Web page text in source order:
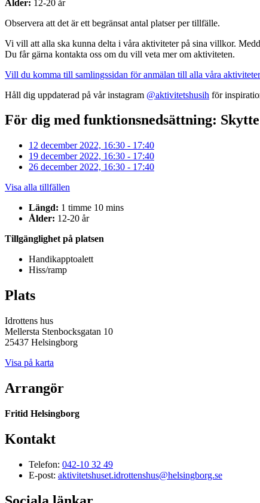
Ålder: 12-20 år
Observera att det är ett begränsat antal platser per tillfälle.
Vi vill att alla ska kunna delta i våra aktiviteter på sina villkor.
Du får gärna kontakta oss om du vill veta mer om aktiviteten.
Vill du komma till samlingssidan för anmälan till alla våra
Håll dig uppdaterad på vår instagram @aktivitetshusih för
För dig med funktionsnedsättning: Skytte
12 december 2022, 16:30 - 17:40
19 december 2022, 16:30 - 17:40
26 december 2022, 16:30 - 17:40
Visa alla tillfällen
Längd: 1 timme 10 mins
Ålder: 12-20 år
Tillgänglighet på platsen
Handikapptoalett
Hiss/ramp
Plats
Idrottens hus
Mellersta Stenbocksgatan 10
25437 Helsingborg
Visa på karta
Arrangör
Fritid Helsingborg
Kontakt
Telefon: 042-10 32 49
E-post: aktivitetshuset.idrottenshus@helsingborg.se